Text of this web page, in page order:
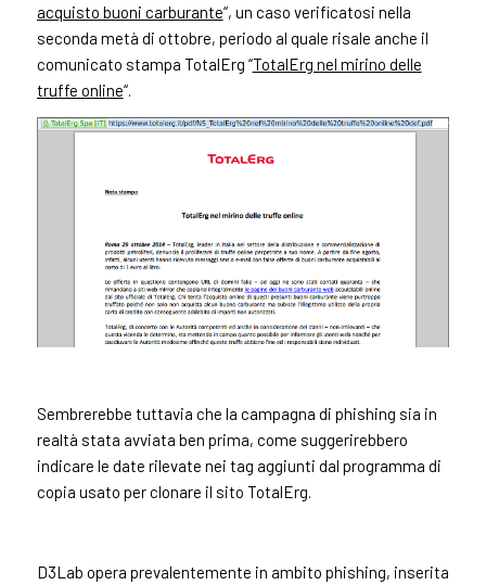
acquisto buoni carburante“, un caso verificatosi nella
seconda metà di ottobre, periodo al quale risale anche il
comunicato stampa TotalErg “TotalErg nel mirino delle
truffe online“.
Sembrerebbe tuttavia che la campagna di phishing sia in
realtà stata avviata ben prima, come suggerirebbero
indicare le date rilevate nei tag aggiunti dal programma di
copia usato per clonare il sito TotalErg.
D3Lab opera prevalentemente in ambito phishing, inserita